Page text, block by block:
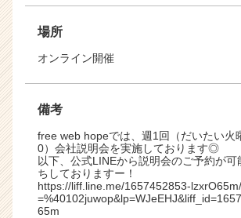
場所
オンライン開催
備考
free web hopeでは、週1回（だいたい火
0）会社説明会を実施しております◎
以下、公式LINEから説明会のご予約が可
ちしておりますー！
https://liff.line.me/1657452853-
65m